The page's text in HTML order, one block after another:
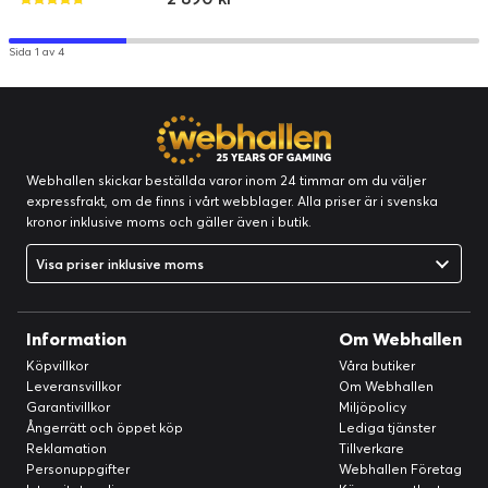
Hur parar jag ihop Bose Noise Cancelling
Headphones 700 med en mobil enhet?
Kan Bose Noise Cancelling Headphones
700 vara anslutna till två mobila enheter
samtidigt?
Vilken räckvidd har Bose Noise Cancelling
Headphones 700?
Hur reglerar jag volymen eller hanterar
mitt innehåll med Bose Noise Cancelling
Headphones 700?
Kan jag ändra equalizerinställningar på
Bose Noise Cancelling Headphones 700?
Sida 1 av 4
Webhallen skickar beställda varor inom 24 timmar om du väljer
expressfrakt, om de finns i vårt webblager. Alla priser är i svenska
kronor inklusive moms och gäller även i butik.
Visa priser inklusive moms
Information
Köpvillkor
Leveransvillkor
Garantivillkor
Ångerrätt och öppet köp
Reklamation
Personuppgifter
Om Webhallen
Våra butiker
Om Webhallen
Miljöpolicy
Lediga tjänster
Tillverkare
Webhallen Företag